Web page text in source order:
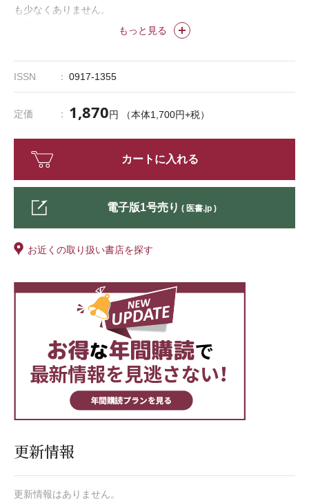
もっと見る
も少なくありません。
実際に医療現場で報告されるインシデントの多くはレベル0～2で
あり，実はそこには，「エラーや失敗が発生したものの，重大事
いでしょうか。
既存のルールやマニュアル，システムの再評価を行う「探求アプ
ローチ」を紹介します。その考え方や実践を通して，医療現場で
の新たな安全文化の定着を目指します。
ISSN 0917-1355
定価 1,870円 （本体1,700円+税）
カートに入れる
電子版1号売り ( 医書.jp )
お近くの取り扱い書店を探す
更新情報
更新情報はありません。